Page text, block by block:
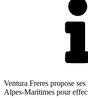
Ventura Freres propose
Alpes-Maritimes pour